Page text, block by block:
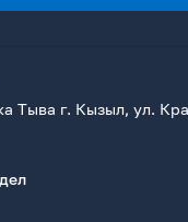
Тыва г. Кызыл, ул.